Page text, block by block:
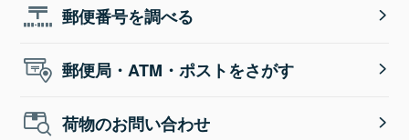
郵便番号を調べる
郵便局・ATM・ポストをさがす
荷物のお問い合わせ